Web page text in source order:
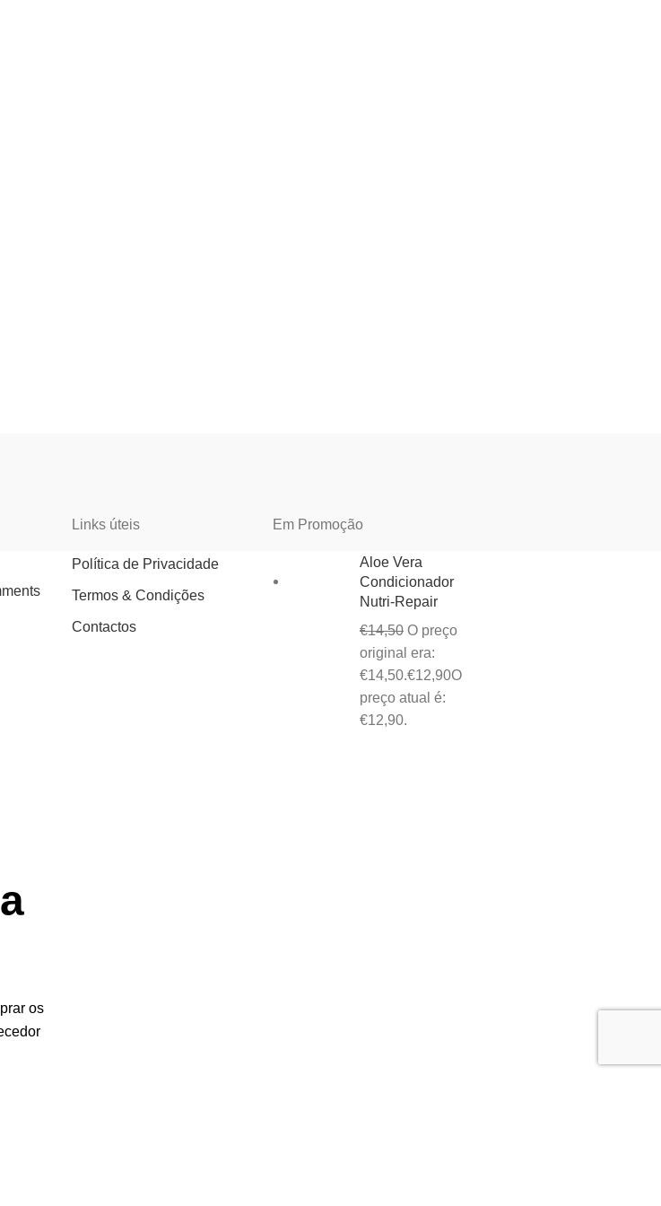
Links úteis
Política de Privacidade
Termos & Condições
Contactos
Em Promoção
Aloe Vera
Condicionador
Nutri-Repair
€14,50 O preço
original era:
€14,50.€12,90O
preço atual é:
€12,90.
os